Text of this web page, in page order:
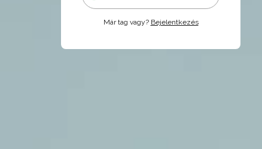
Már tag vagy? Bejelentkezés